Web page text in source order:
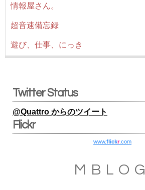
情報屋さん。
超音速備忘録
遊び、仕事、にっき
Twitter Status
@Quattro からのツイート
Flickr
www.flickr.com
MBLOG